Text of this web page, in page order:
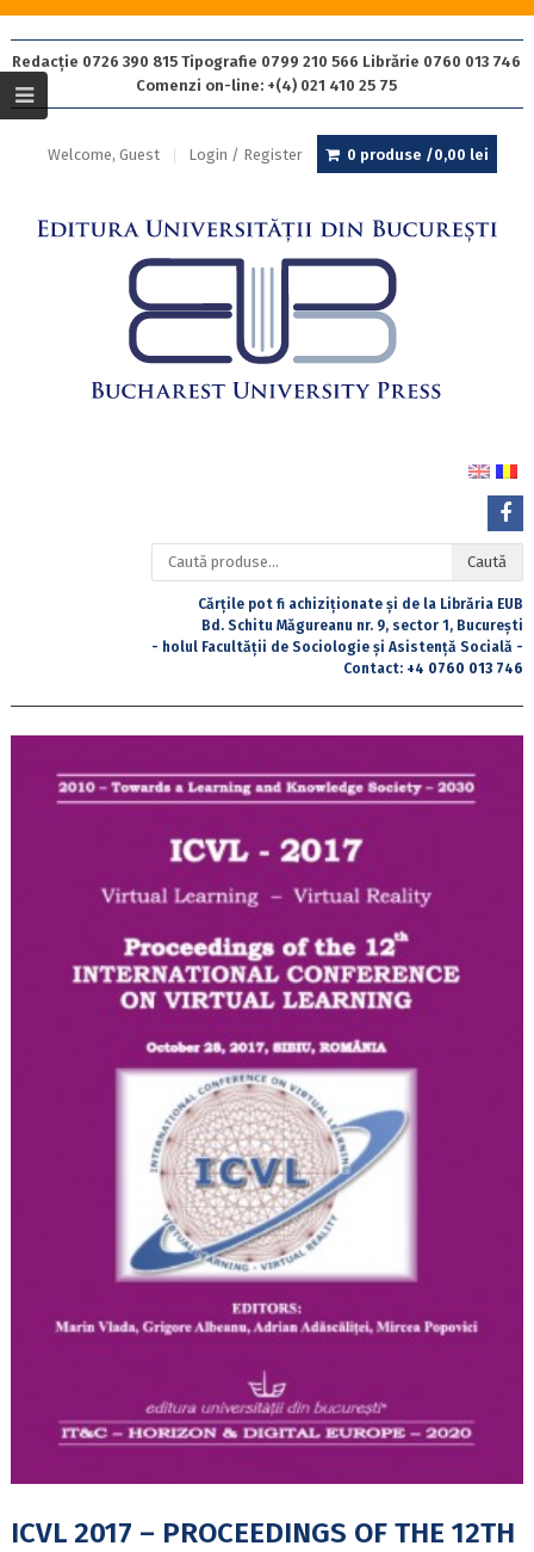
Redacție 0726 390 815 Tipografie 0799 210 566 Librărie 0760 013 746
Comenzi on-line: +(4) 021 410 25 75
Welcome, Guest Login / Register 0 produse /0,00 lei
Caută
după:
Caută
Cărțile pot fi achiziționate și de la Librăria EUB
Bd. Schitu Măgureanu nr. 9, sector 1, București
- holul Facultății de Sociologie și Asistență Socială -
Contact: +4 0760 013 746
ICVL 2017 – PROCEEDINGS OF THE 12TH